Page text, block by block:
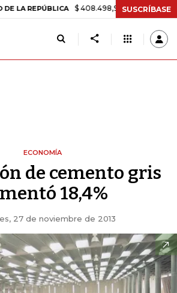
$ 408.498,97 +$ 8.753,81 +2,19%
SUSCRÍBASE
ECONOMÍA
de cemento gris
18,4%
27 de noviembre de 2013